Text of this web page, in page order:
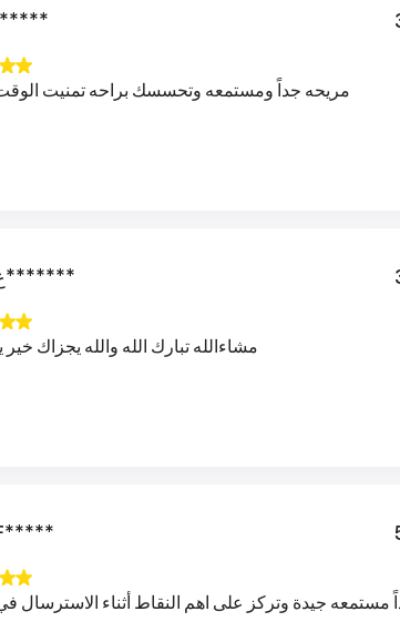
ا*****
مريحه جداً ومستمعه وتحسسك براحه تمنيت
ع*******
مشاءالله تبارك الله والله يجزاك خير يا شادن